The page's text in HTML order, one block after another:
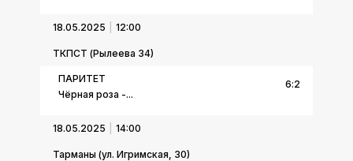
18.05.2025 12:00
ТКПСТ (Рылеева 34)
ПАРИТЕТ
Чёрная роза -...
6:2
18.05.2025 14:00
Тарманы (ул. Игримская, 30)